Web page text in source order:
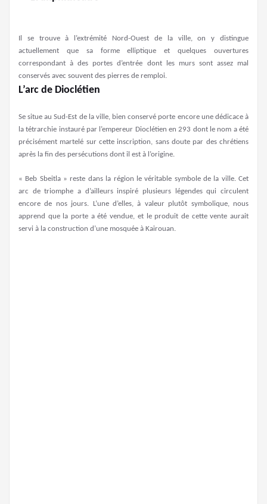
Il se trouve à l’extrémité Nord-Ouest de la ville, on y distingue
actuellement que sa forme elliptique et quelques ouvertures
correspondant à des portes d’entrée dont les murs sont assez mal
conservés avec souvent des pierres de remploi.
L’arc de Dioclétien
Se situe au Sud-Est de la ville, bien conservé porte encore une dédicace à
la tétrarchie instauré par l’empereur Dioclétien en 293 dont le nom a été
précisément martelé sur cette inscription, sans doute par des chrétiens
après la fin des persécutions dont il est à l’origine.
« Beb Sbeitla » reste dans la région le véritable symbole de la ville. Cet
arc de triomphe a d’ailleurs inspiré plusieurs légendes qui circulent
encore de nos jours. L’une d’elles, à valeur plutôt symbolique, nous
apprend que la porte a été vendue, et le produit de cette vente aurait
servi à la construction d’une mosquée à Kairouan.